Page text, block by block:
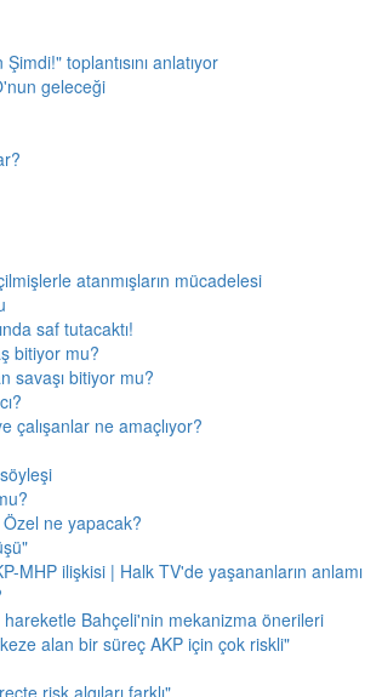
toplantısını anlatıyor
geleceği
atanmışların mücadelesi
saf tutacaktı!
bitiyor mu?
savaşı bitiyor mu?
çalışanlar ne amaçlıyor?
Özel ne yapacak?
MHP ilişkisi | Halk TV'de yaşananların anlamı
Bahçeli'nin mekanizma önerileri
alan bir süreç AKP için çok riskli"
risk algıları farklı"